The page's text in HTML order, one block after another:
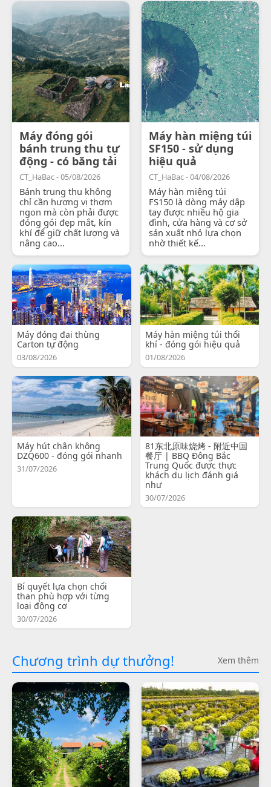
Máy đóng gói
bánh trung thu tự
động - có băng tải
CT_HaBac - 05/08/2026
Bánh trung thu không
chỉ cần hương vị thơm
ngon mà còn phải được
đóng gói đẹp mắt, kín
khí để giữ chất lượng và
nâng cao...
Máy hàn miệng túi
SF150 - sử dụng
hiệu quả
CT_HaBac - 04/08/2026
Máy hàn miệng túi
FS150 là dòng máy dập
tay được nhiều hộ gia
đình, cửa hàng và cơ sở
sản xuất nhỏ lựa chọn
nhờ thiết kế...
Máy đóng đai thùng
Carton tự động
03/08/2026
Máy hàn miệng túi thổi
khí - đóng gói hiệu quả
01/08/2026
Máy hút chân không
DZQ600 - đóng gói nhanh
31/07/2026
81东北原味烧烤 - 附近中国
餐厅 | BBQ Đông Bắc
Trung Quốc được thực
khách du lịch đánh giá
như
30/07/2026
Bí quyết lựa chọn chổi
than phù hợp với từng
loại động cơ
30/07/2026
Chương trình dự thưởng! Xem thêm